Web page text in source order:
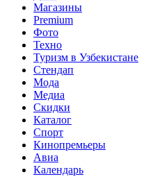
Магазины
Premium
Фото
Техно
Туризм в Узбекистане
Стендап
Мода
Медиа
Скидки
Каталог
Спорт
Кинопремьеры
Авиа
Календарь